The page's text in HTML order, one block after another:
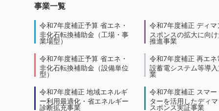
事業一覧
令和7年度補正予算 省エネ・
非化石転換補助金（工場・事
業場型）
令和7年度補正予算 省エネ・
非化石転換補助金（設備単位
型）
令和7年度補正 地域エネルギ
ー利用最適化・省エネルギー
診断拡充事業
令和7年度補正 ディマ
スポンスの拡大に向
推進事業
令和7年度補正 再エネ
設蓄電システム等導
業
令和7年度補正 スマー
ターを活用したディ
スポンス実証事業